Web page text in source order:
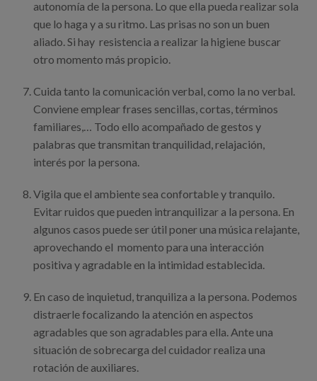
autonomía de la persona. Lo que ella pueda realizar sola
que lo haga y a su ritmo. Las prisas no son un buen
aliado. Si hay resistencia a realizar la higiene buscar
otro momento más propicio.
Cuida tanto la comunicación verbal, como la no verbal.
Conviene emplear frases sencillas, cortas, términos
familiares,… Todo ello acompañado de gestos y
palabras que transmitan tranquilidad, relajación,
interés por la persona.
Vigila que el ambiente sea confortable y tranquilo.
Evitar ruidos que pueden intranquilizar a la persona. En
algunos casos puede ser útil poner una música relajante,
aprovechando el momento para una interacción
positiva y agradable en la intimidad establecida.
En caso de inquietud, tranquiliza a la persona. Podemos
distraerle focalizando la atención en aspectos
agradables que son agradables para ella. Ante una
situación de sobrecarga del cuidador realiza una
rotación de auxiliares.